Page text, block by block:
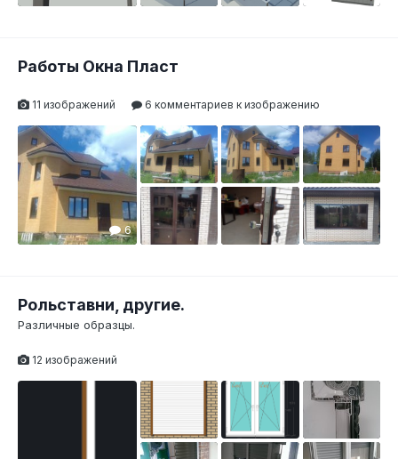
2
Работы Окна Пласт
11 изображений 6 комментариев к изображению
6
Рольставни, другие.
Различные образцы.
12 изображений